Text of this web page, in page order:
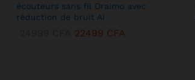
écouteurs sans fil Oraimo avec
réduction de bruit AI
22499 CFA